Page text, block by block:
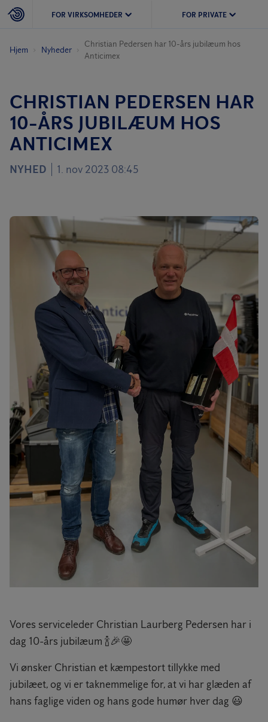
FOR VIRKSOMHEDER FOR PRIVATE
Hjem Nyheder
Christian Pedersen har 10-års jubilæum hos
Anticimex
CHRISTIAN PEDERSEN HAR
10-ÅRS JUBILÆUM HOS
ANTICIMEX
NYHED 1. nov 2023 08:45
Vores serviceleder Christian Laurberg Pedersen har i
dag 10-års jubilæum 🍾🎉🤩
Vi ønsker Christian et kæmpestort tillykke med
jubilæet, og vi er taknemmelige for, at vi har glæden af
hans faglige viden og hans gode humør hver dag 😃